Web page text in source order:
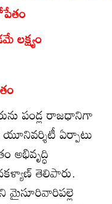
లక్ష్యం
పండ్ల రాజధానిగా
ఏర్పాటు
తెలిపారు.
మైసూరివారిపల్లె